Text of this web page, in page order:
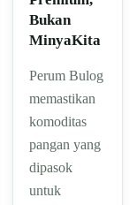
Bukan
MinyaKita
Perum Bulog
memastikan
komoditas
pangan yang
dipasok
untuk